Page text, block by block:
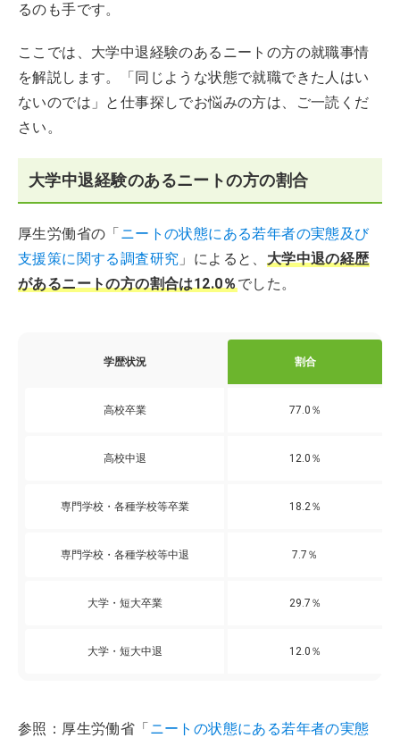
るのも手です。
ここでは、大学中退経験のあるニートの方の就職事情
を解説します。「同じような状態で就職できた人はい
ないのでは」と仕事探しでお悩みの方は、ご一読くだ
さい。
大学中退経験のあるニートの方の割合
厚生労働省の「ニートの状態にある若年者の実態及び
支援策に関する調査研究 」によると、 大学中退の経歴
があるニートの方の割合は12.0％でした。
学歴状況 割合
高校卒業 77.0％
高校中退 12.0％
専門学校・各種学校等卒業 18.2％
専門学校・各種学校等中退 7.7％
大学・短大卒業 29.7％
大学・短大中退 12.0％
参照：厚生労働省「ニートの状態にある若年者の実態